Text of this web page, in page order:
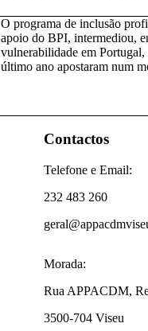
O programa de inclusão
apoio do BPI, intermediou,
vulnerabilidade em
último ano apostaram num
Contactos
Telefone e Email:
232 483 260
Morada:
Rua APPACDM,
3500-704 Viseu